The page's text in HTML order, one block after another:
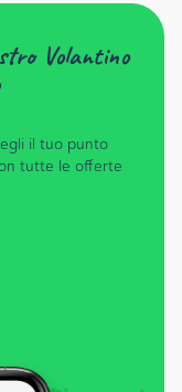
Volantino
il tuo punto
tutte le offerte